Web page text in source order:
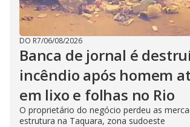
DO R7/06/08/2026
Banca de jornal é
incêndio após homem
em lixo e folhas no Rio
O proprietário do negócio perdeu as
estrutura na Taquara, zona sudoeste